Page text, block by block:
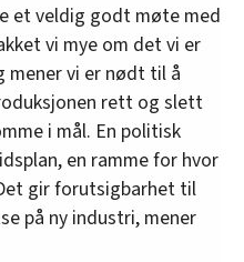
et veldig godt møte med
vi mye om det vi er
mener vi er nødt til å
rett og slett
i mål. En politisk
en ramme for hvor
gir forutsigbarhet til
på ny industri, mener